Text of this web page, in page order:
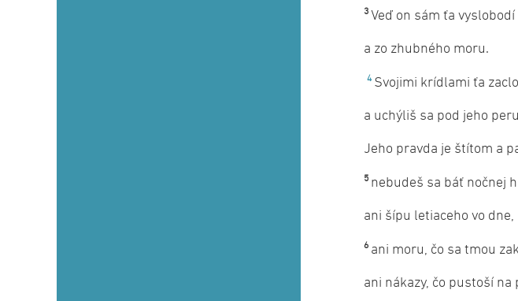
3 Veď on sám ťa
a zo zhubného moru.
4 Svojimi krídlami ťa
a uchýliš sa pod jeho
Jeho pravda je štítom a
5 nebudeš sa báť nočnej
ani šípu letiaceho vo dne,
6 ani moru, čo sa tmou
ani nákazy, čo pustoší na